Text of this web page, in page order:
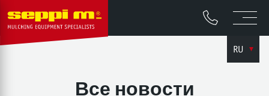
RU
Все новости